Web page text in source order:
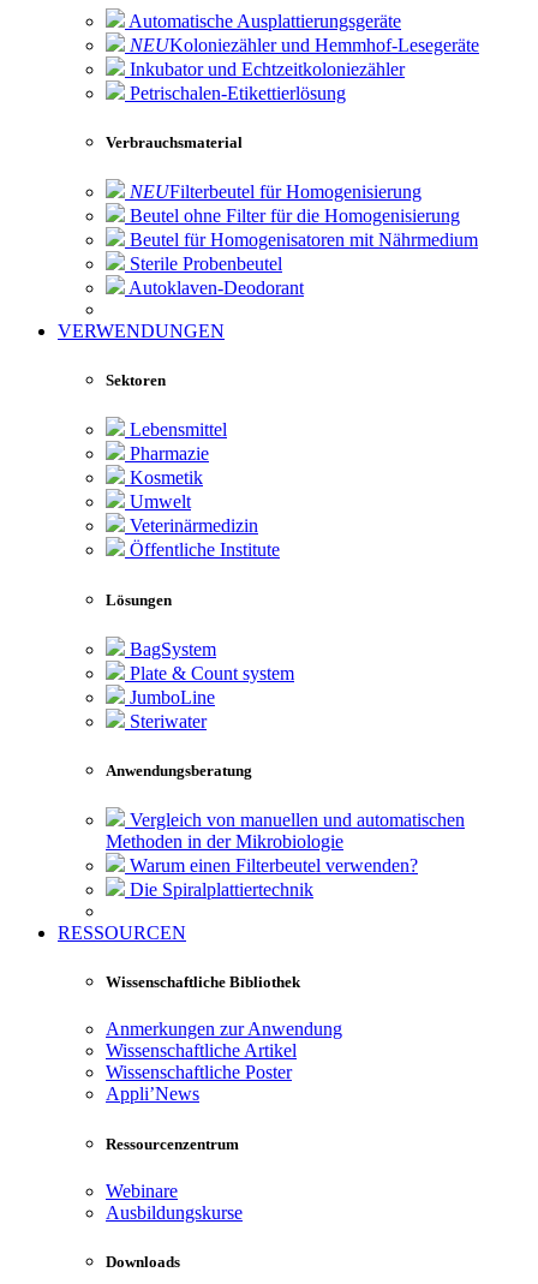
Automatische Ausplattierungsgeräte
NEUKoloniezähler und Hemmhof-Lesegeräte
Inkubator und Echtzeitkoloniezähler
Petrischalen-Etikettierlösung
Verbrauchsmaterial
NEUFilterbeutel für Homogenisierung
Beutel ohne Filter für die Homogenisierung
Beutel für Homogenisatoren mit Nährmedium
Sterile Probenbeutel
Autoklaven-Deodorant
VERWENDUNGEN
Sektoren
Lebensmittel
Pharmazie
Kosmetik
Umwelt
Veterinärmedizin
Öffentliche Institute
Lösungen
BagSystem
Plate & Count system
JumboLine
Steriwater
Anwendungsberatung
Vergleich von manuellen und automatischen
Methoden in der Mikrobiologie
Warum einen Filterbeutel verwenden?
Die Spiralplattier­technik
RESSOURCEN
Wissenschaftliche Bibliothek
Anmerkungen zur Anwendung
Wissenschaftliche Artikel
Wissenschaftliche Poster
Appli’News
Ressourcenzentrum
Webinare
Ausbildungskurse
Downloads